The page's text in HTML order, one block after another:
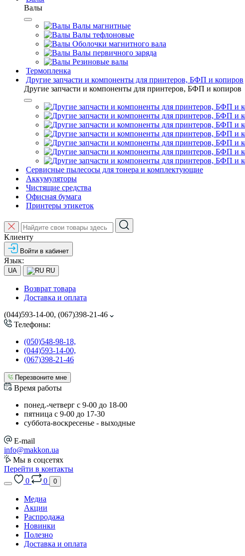
Валы
Валы магнитные
Валы тефлоновые
Оболочки магнитного вала
Валы первичного заряда
Резиновые валы
Термопленка
Другие запчасти и компоненты для принтеров, БФП и копиров
Другие запчасти и компоненты для принтеров, БФП и копиров
Сервисные пылесосы для тонера и комплектующие
Аккумуляторы
Чистящие средства
Офисная бумага
Принтеры этикеток
Клиенту
Войти в кабинет
Язык:
UA RU
Возврат товара
Доставка и оплата
(044)593-14-00, (067)398-21-46
Телефоны:
(050)548-98-18,
(044)593-14-00,
(067)398-21-46
Перезвоните мне
Время работы
понед.-четверг с 9-00 до 18-00
пятница с 9-00 до 17-30
cуббота-воскресенье - выходные
E-mail
info@makkon.ua
Мы в соцсетях
Перейти в контакты
0
0 0
Медиа
Акции
Распродажа
Новинки
Полезно
Доставка и оплата